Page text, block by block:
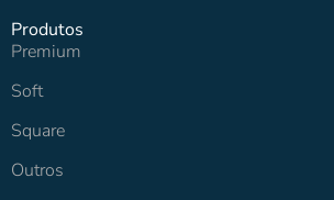
Produtos
Premium
Soft
Square
Outros